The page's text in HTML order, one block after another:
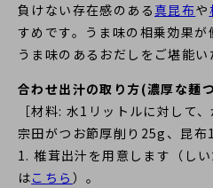
負けない存在感のある真昆布や
すめです。うま味の相乗効果
うま味のあるおだしをご堪能い
合わせ出汁の取り方(濃厚な麺
［材料: 水1リットルに対して
宗田がつお節厚削り25g、昆布
1. 椎茸出汁を用意します（し
はこちら ）。